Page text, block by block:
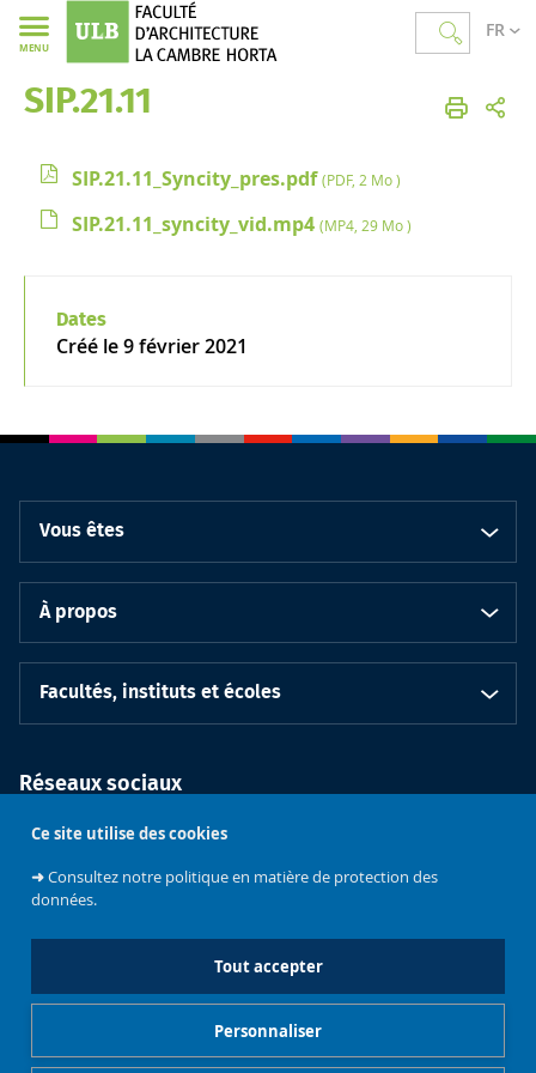
Ce site utilise des cookies
➜Consultez notre politique en matière de protection des
données.
Tout accepter
Personnaliser
FR
MENU
Faculté d'Architecture La Cambre Horta
SIP.21.11
SIP.21.11_Syncity_pres.pdf(PDF, 2 Mo )
SIP.21.11_syncity_vid.mp4 (MP4, 29 Mo )
Dates
Créé le9 février 2021
Vous êtes
À propos
Facultés, instituts et écoles
Réseaux sociaux
l'Université
Bruxelles Contacts Emploi
Mentions légales Gestionnaire de cookies